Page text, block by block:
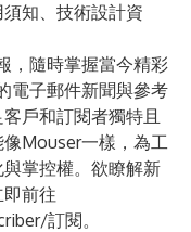
知、技術設計資
，隨時掌握當今精彩
電子郵件新聞與參考
戶和訂閱者獨特且
Mouser一樣，為工
掌控權。欲瞭解新
前往
訂閱。